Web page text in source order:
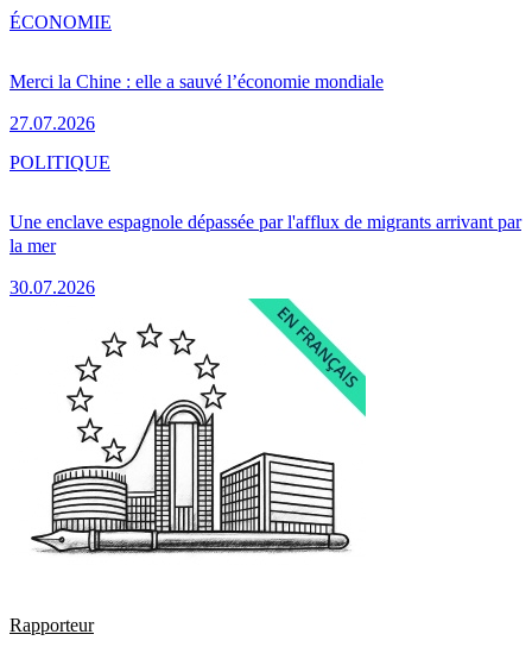
Merci la Chine : elle a sauvé l’économie mondiale
27.07.2026
ÉCONOMIE
Une enclave espagnole dépassée par l'afflux de migrants arrivant par
la mer
30.07.2026
POLITIQUE
Rapporteur